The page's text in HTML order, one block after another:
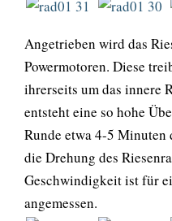
Angetrieben wird das
Powermotoren. Diese
ihrerseits um das innere
entsteht eine so hohe
Runde etwa 4-5
die Drehung des
Geschwindigkeit ist für
angemessen.